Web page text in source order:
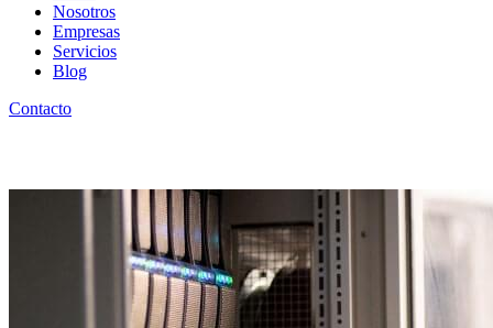
Nosotros
Empresas
Servicios
Blog
Contacto